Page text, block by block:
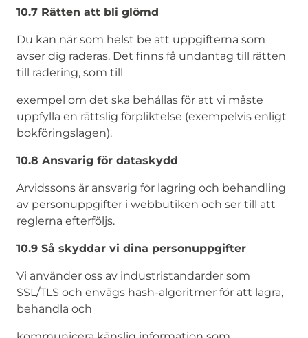
10.7 Rätten att bli glömd
Du kan när som helst be att uppgifterna som
avser dig raderas. Det finns få undantag till rätten
till radering, som till
exempel om det ska behållas för att vi måste
uppfylla en rättslig förpliktelse (exempelvis enligt
bokföringslagen).
10.8 Ansvarig för dataskydd
Arvidssons är ansvarig för lagring och behandling
av personuppgifter i webbutiken och ser till att
reglerna efterföljs.
10.9 Så skyddar vi dina personuppgifter
Vi använder oss av industristandarder som
SSL/TLS och envägs hash-algoritmer för att lagra,
behandla och